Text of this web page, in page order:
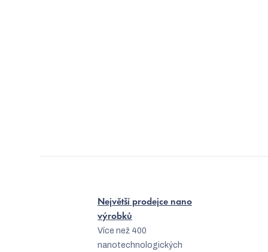
Největší prodejce nano
výrobků
Více než 400
nanotechnologických